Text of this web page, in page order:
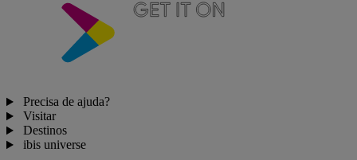
Precisa de ajuda?
Visitar
Destinos
ibis universe